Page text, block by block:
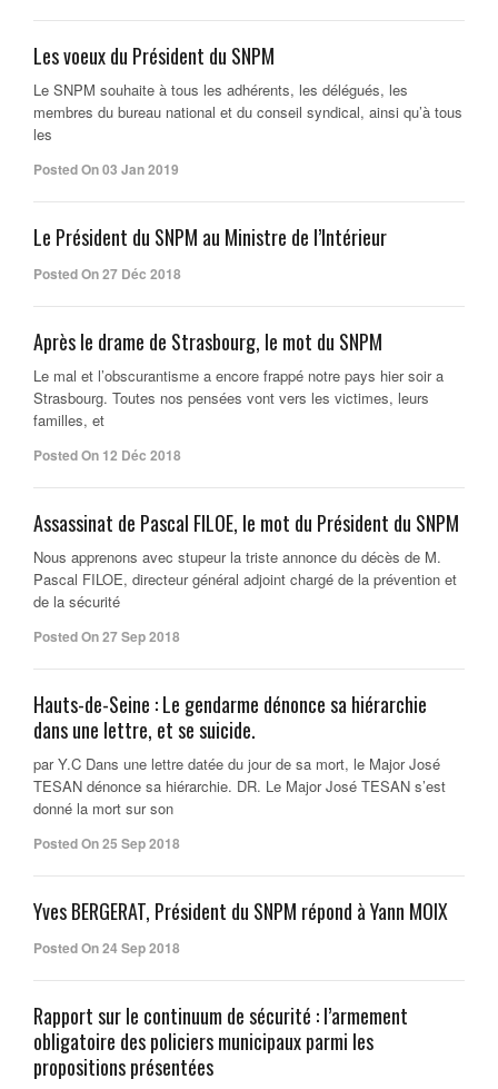
Les voeux du Président du SNPM
Le SNPM souhaite à tous les adhérents, les délégués, les
membres du bureau national et du conseil syndical, ainsi qu’à tous
les
Posted On 03 Jan 2019
Le Président du SNPM au Ministre de l’Intérieur
Posted On 27 Déc 2018
Après le drame de Strasbourg, le mot du SNPM
Le mal et l’obscurantisme a encore frappé notre pays hier soir a
Strasbourg. Toutes nos pensées vont vers les victimes, leurs
familles, et
Posted On 12 Déc 2018
Assassinat de Pascal FILOE, le mot du Président du SNPM
Nous apprenons avec stupeur la triste annonce du décès de M.
Pascal FILOE, directeur général adjoint chargé de la prévention et
de la sécurité
Posted On 27 Sep 2018
Hauts-de-Seine : Le gendarme dénonce sa hiérarchie
dans une lettre, et se suicide.
par Y.C Dans une lettre datée du jour de sa mort, le Major José
TESAN dénonce sa hiérarchie. DR. Le Major José TESAN s’est
donné la mort sur son
Posted On 25 Sep 2018
Yves BERGERAT, Président du SNPM répond à Yann MOIX
Posted On 24 Sep 2018
Rapport sur le continuum de sécurité : l’armement
obligatoire des policiers municipaux parmi les
propositions présentées